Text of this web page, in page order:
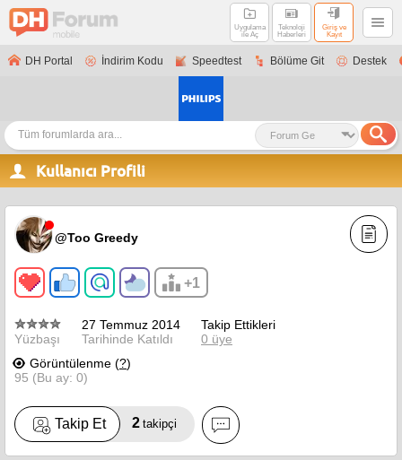
Uygulama
ile Aç
Teknoloji
Haberleri
Giriş ve
Kayıt
DH Portal İndirim Kodu Speedtest Bölüme Git Destek
Kullanıcı Profili
@Too Greedy
+1
Yüzbaşı
27 Temmuz 2014
Tarihinde Katıldı
Takip Ettikleri
0 üye
Görüntülenme (?)
95 (Bu ay: 0)
Takip Et 2 takipçi